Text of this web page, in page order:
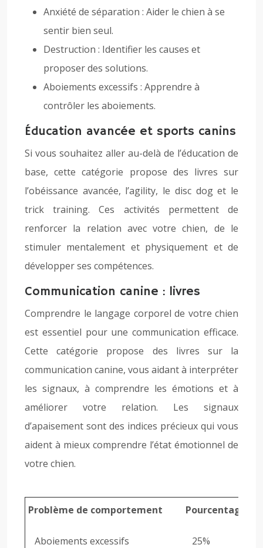
Anxiété de séparation : Aider le chien à se
sentir bien seul.
Destruction : Identifier les causes et
proposer des solutions.
Aboiements excessifs : Apprendre à
contrôler les aboiements.
Éducation avancée et sports canins
Si vous souhaitez aller au-delà de l’éducation de
base, cette catégorie propose des livres sur
l’obéissance avancée, l’agility, le disc dog et le
trick training. Ces activités permettent de
renforcer la relation avec votre chien, de le
stimuler mentalement et physiquement et de
développer ses compétences.
Communication canine : livres
Comprendre le langage corporel de votre chien
est essentiel pour une communication efficace.
Cette catégorie propose des livres sur la
communication canine, vous aidant à interpréter
les signaux, à comprendre les émotions et à
améliorer votre relation. Les signaux
d’apaisement sont des indices précieux qui vous
aident à mieux comprendre l’état émotionnel de
votre chien.
Problème de comportement Pourcentage
Aboiements excessifs 25%